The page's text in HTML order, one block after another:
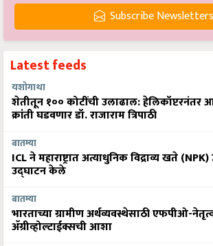
Subscribe Newsletters
Latest feeds
यशोगाथा
शेतीतून १०० कोटींची उलाढाल: हेलिकॉप्टरनंतर
क्रांती घडवणार डॉ. राजाराम त्रिपाठी
बातम्या
ICL ने महाराष्ट्रात अत्याधुनिक विद्राव्य खते
उद्घाटन केले
बातम्या
भारताच्या ग्रामीण अर्थव्यवस्थेसाठी एफपीओ-
अ‍ॅग्रीव्होल्टाईक्सची आशा